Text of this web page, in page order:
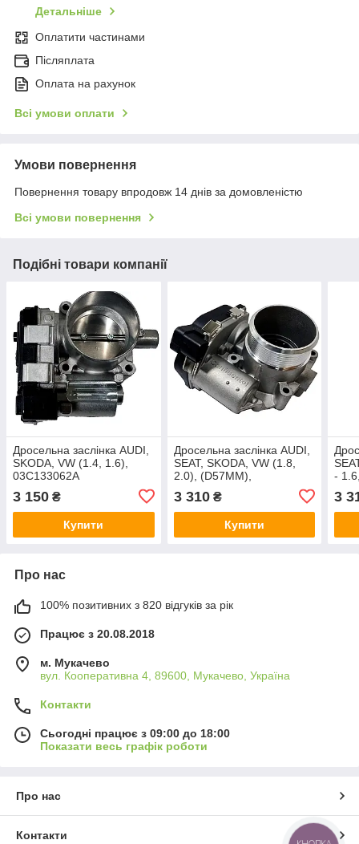
Детальніше
Оплатити частинами
Післяплата
Оплата на рахунок
Всі умови оплати
Умови повернення
Повернення товару впродовж 14 днів за домовленістю
Всі умови повернення
Подібні товари компанії
Дросельна заслінка AUDI,
SKODA, VW (1.4, 1.6),
03C133062A
3 150 ₴
Купити
Дросельна заслінка AUDI,
SEAT, SKODA, VW (1.8,
2.0), (D57MM),
3 310₴
Купити
-
3
Про нас
100% позитивних з 820 відгуків за рік
Працює з 20.08.2018
м. Мукачево
вул. Кооперативна 4, 89600, Мукачево, Україна
Контакти
Сьогодні працює з 09:00 до 18:00
Показати весь графік роботи
Про нас
Контакти